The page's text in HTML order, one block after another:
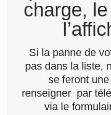
charge,
Si la panne de
pas dans la liste,
se feront
renseigner par
via le